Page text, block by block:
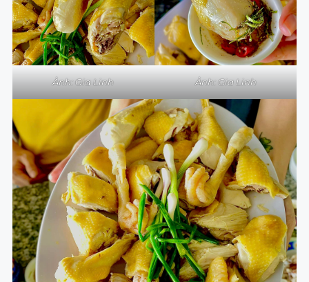
Ảnh: Gia Linh Ảnh: Gia Linh